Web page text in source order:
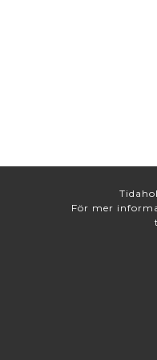
För mer